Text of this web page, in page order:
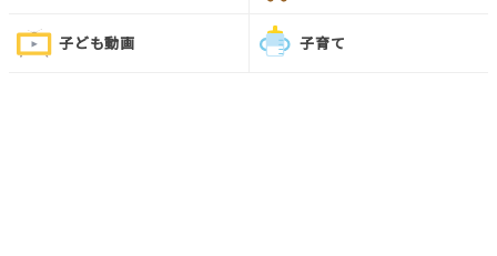
子ども動画 子育て